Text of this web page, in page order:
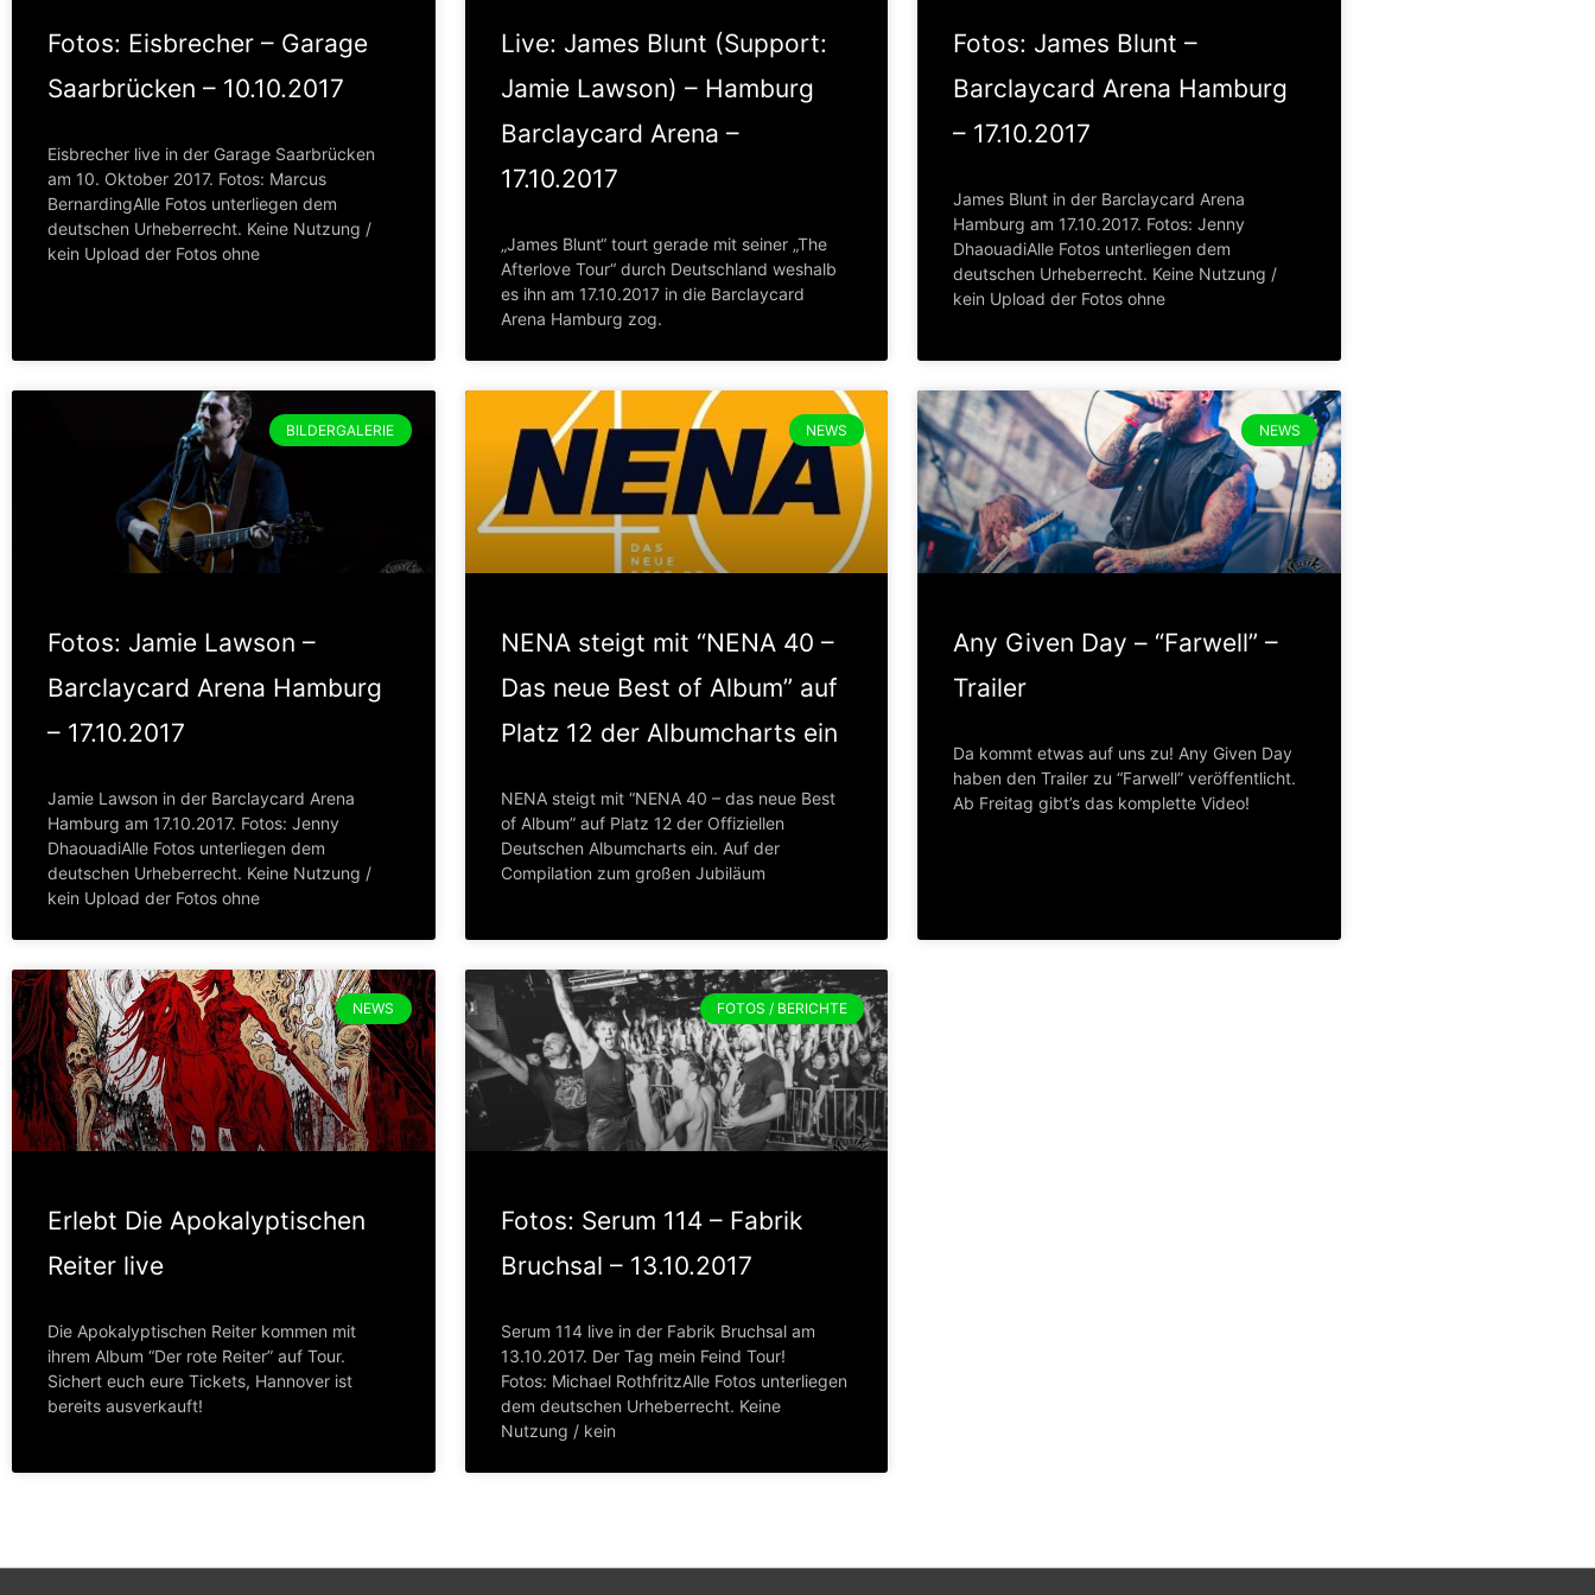
Fotos: Eisbrecher – Garage
Saarbrücken – 10.10.2017
Eisbrecher live in der Garage Saarbrücken
am 10. Oktober 2017. Fotos: Marcus
BernardingAlle Fotos unterliegen dem
deutschen Urheberrecht. Keine Nutzung /
kein Upload der Fotos ohne
Live: James Blunt (Support:
Jamie Lawson) – Hamburg
Barclaycard Arena –
17.10.2017
„James Blunt“ tourt gerade mit seiner „The
Afterlove Tour“ durch Deutschland weshalb
es ihn am 17.10.2017 in die Barclaycard
Arena Hamburg zog.
Fotos: James Blunt –
Barclaycard Arena Hamburg
– 17.10.2017
James Blunt in der Barclaycard Arena
Hamburg am 17.10.2017. Fotos: Jenny
DhaouadiAlle Fotos unterliegen dem
deutschen Urheberrecht. Keine Nutzung /
kein Upload der Fotos ohne
BILDERGALERIE
Fotos: Jamie Lawson –
Barclaycard Arena Hamburg
– 17.10.2017
Jamie Lawson in der Barclaycard Arena
Hamburg am 17.10.2017. Fotos: Jenny
DhaouadiAlle Fotos unterliegen dem
deutschen Urheberrecht. Keine Nutzung /
kein Upload der Fotos ohne
NEWS
NENA steigt mit “NENA 40 –
Das neue Best of Album” auf
Platz 12 der Albumcharts ein
NENA steigt mit “NENA 40 – das neue Best
of Album” auf Platz 12 der Offiziellen
Deutschen Albumcharts ein. Auf der
Compilation zum großen Jubiläum
NEWS
Any Given Day – “Farwell” –
Trailer
Da kommt etwas auf uns zu! Any Given Day
haben den Trailer zu “Farwell” veröffentlicht.
Ab Freitag gibt’s das komplette Video!
NEWS
Erlebt Die Apokalyptischen
Reiter live
Die Apokalyptischen Reiter kommen mit
ihrem Album “Der rote Reiter” auf Tour.
Sichert euch eure Tickets, Hannover ist
bereits ausverkauft!
FOTOS / BERICHTE
Fotos: Serum 114 – Fabrik
Bruchsal – 13.10.2017
Serum 114 live in der Fabrik Bruchsal am
13.10.2017. Der Tag mein Feind Tour!
Fotos: Michael RothfritzAlle Fotos unterliegen
dem deutschen Urheberrecht. Keine
Nutzung / kein